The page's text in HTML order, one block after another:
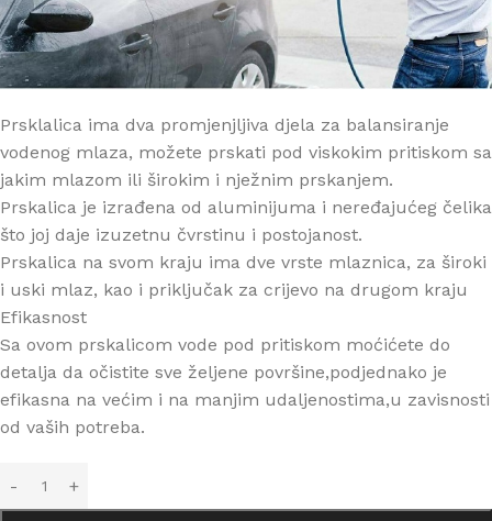
Prsklalica ima dva promjenjljiva djela za balansiranje
vodenog mlaza, možete prskati pod viskokim pritiskom sa
jakim mlazom ili širokim i nježnim prskanjem.
Prskalica je izrađena od aluminijuma i neređajućeg čelika
što joj daje izuzetnu čvrstinu i postojanost.
Prskalica na svom kraju ima dve vrste mlaznica, za široki
i uski mlaz, kao i priključak za crijevo na drugom kraju
Efikasnost
Sa ovom prskalicom vode pod pritiskom moćićete do
detalja da očistite sve željene površine,podjednako je
efikasna na većim i na manjim udaljenostima,u zavisnosti
od vaših potreba.